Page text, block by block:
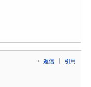
返信 引用